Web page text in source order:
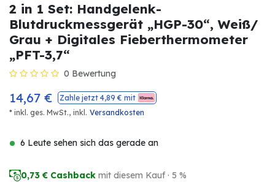
2 in 1 Set: Handgelenk-
Blutdruckmessgerät „HGP-30“, Weiß/
Grau + Digitales Fieberthermometer
„PFT-3,7“
0 Bewertung
14,67 € Zahle jetzt 4,89 € mit
* inkl. ges. MwSt., inkl. Versandkosten
6 Leute sehen sich das gerade an
0,73 € Cashback mit diesem Kauf · 5 %